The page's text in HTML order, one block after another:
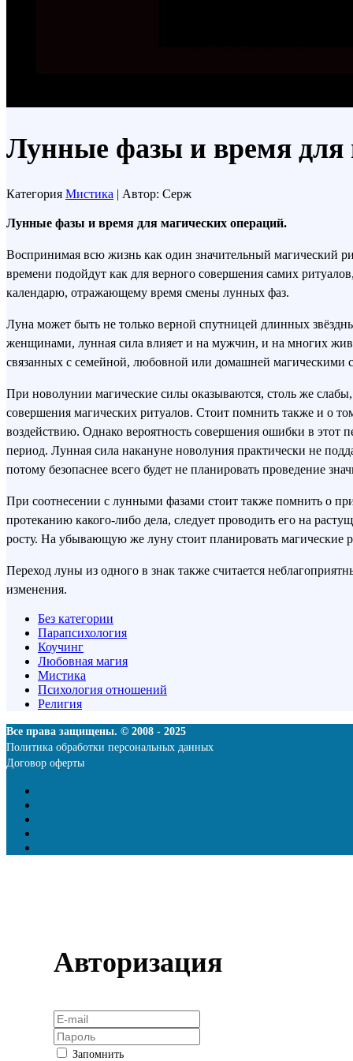
Лунные фазы и время для
Категория Мистика | Автор: Серж
Лунные фазы и время для магических операций.
Воспринимая всю жизнь как один значительный магический
времени подойдут как для верного совершения самих
календарю, отражающему время смены лунных фаз.
Луна может быть не только верной спутницей длинных
женщинами, лунная сила влияет и на мужчин, и на многих
связанных с семейной, любовной или домашней магическими
При новолунии магические силы оказываются, столь же
совершения магических ритуалов. Стоит помнить также и о
воздействию. Однако вероятность совершения ошибки в этот
период. Лунная сила накануне новолуния практически не
потому безопаснее всего будет не планировать проведение
При соотнесении с лунными фазами стоит также помнить о
протеканию какого-либо дела, следует проводить его на
росту. На убывающую же луну стоит планировать магические
Переход луны из одного в знак также считается
изменения.
Без категории
Парапсихология
Коучинг
Любовная магия
Мистика
Психология отношений
Религия
Все права защищены. © 2008 - 2025
Политика обработки персональных данных
Договор оферты
Авторизация
Запомнить